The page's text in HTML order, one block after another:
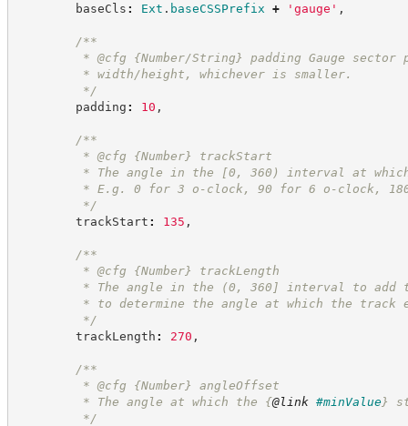
baseCls : Ext . baseCSSPrefix + ' gauge ' ,
/**
* @cfg {Number/String} padding Gauge sector
* width/height, whichever is smaller.
*/
padding : 10 ,
/**
* @cfg {Number}
trackStart
* The angle in the [0, 360) interval at which
* E.g. 0 for 3 o-clock, 90 for 6 o-clock, 180
*/
trackStart : 135 ,
/**
* @cfg {Number}
trackLength
* The angle in the (0, 360] interval to add
* to determine the angle at which the track
*/
trackLength : 270 ,
/**
* @cfg {Number}
angleOffset
* The angle at which the {@link #minValue}
*/